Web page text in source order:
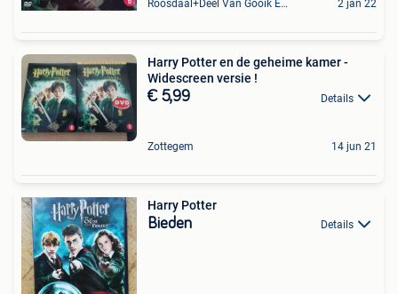
Roosdaal+Deel Van Gooik En Sint-Kwintens-Lennik 2 jan 22
Harry Potter en de geheime kamer -
Widescreen versie !
€ 5,99 Details
Zottegem 14 jun 21
Harry Potter
Bieden Details